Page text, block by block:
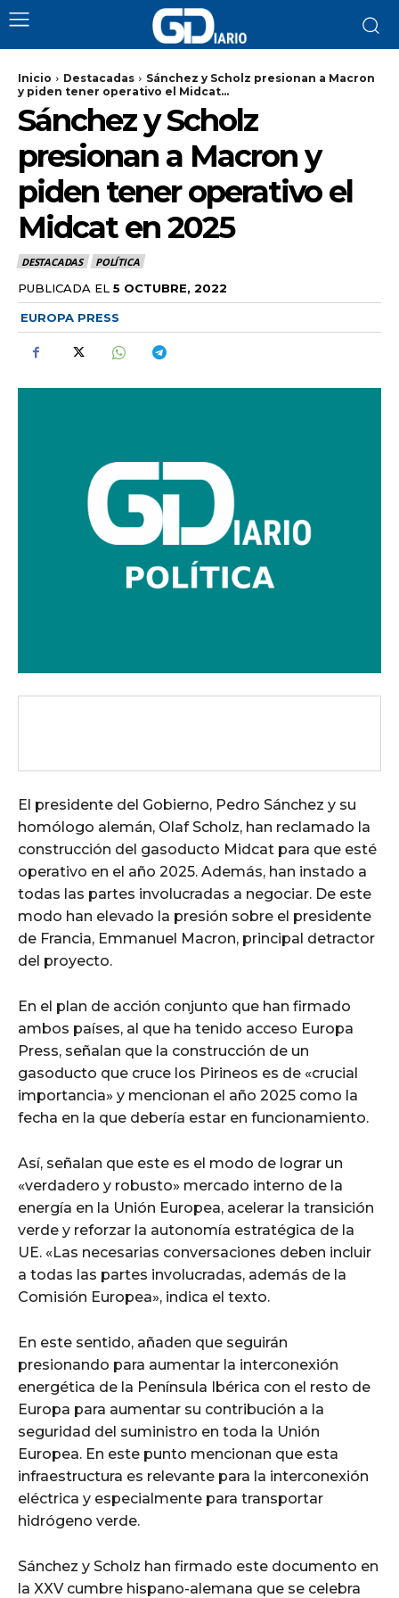
Inicio Destacadas
Sánchez y Scholz presionan a Macron
y piden tener operativo el Midcat...
Sánchez y Scholz
presionan a Macron y
piden tener operativo el
Midcat en 2025
DESTACADAS POLÍTICA
PUBLICADA EL 5 OCTUBRE, 2022
EUROPA PRESS
El presidente del Gobierno, Pedro Sánchez y su
homólogo alemán, Olaf Scholz, han reclamado la
construcción del gasoducto Midcat para que esté
operativo en el año 2025. Además, han instado a
todas las partes involucradas a negociar. De este
modo han elevado la presión sobre el presidente
de Francia, Emmanuel Macron, principal detractor
del proyecto.
En el plan de acción conjunto que han firmado
ambos países, al que ha tenido acceso Europa
Press, señalan que la construcción de un
gasoducto que cruce los Pirineos es de «crucial
importancia» y mencionan el año 2025 como la
fecha en la que debería estar en funcionamiento.
Así, señalan que este es el modo de lograr un
«verdadero y robusto» mercado interno de la
energía en la Unión Europea, acelerar la transición
verde y reforzar la autonomía estratégica de la
UE. «Las necesarias conversaciones deben incluir
a todas las partes involucradas, además de la
Comisión Europea», indica el texto.
En este sentido, añaden que seguirán
presionando para aumentar la interconexión
energética de la Península Ibérica con el resto de
Europa para aumentar su contribución a la
seguridad del suministro en toda la Unión
Europea. En este punto mencionan que esta
infraestructura es relevante para la interconexión
eléctrica y especialmente para transportar
hidrógeno verde.
Sánchez y Scholz han firmado este documento en
la XXV cumbre hispano-alemana que se celebra